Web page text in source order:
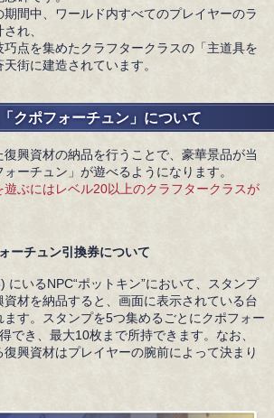
期間中、ワールド内すべてのプレイヤーのラ
れ、
点を集めたクラフタークラスの「主道具を
街に建造されています。
クポフォーチュン」について
興資材の納品を行うことで、豪華景品が当
ーチュン」が遊べるようになります。
ぶにはレベル20以上のクラフタークラスが
ーチュン引換券について
にいるNPC“ポットキン”において、スタンプ
材を納品すると、画面に表示されている台
す。スタンプを5つ集めるごとにクポフォー
でき、最大10枚まで所持できます。なお、
興資材はプレイヤーの腕前によって決まり